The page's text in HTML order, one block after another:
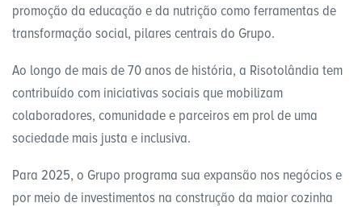
promoção da educação e da nutrição como ferramentas de
transformação social, pilares centrais do Grupo.
Ao longo de mais de 70 anos de história, a Risotolândia tem
contribuído com iniciativas sociais que mobilizam
colaboradores, comunidade e parceiros em prol de uma
sociedade mais justa e inclusiva.
Para 2025, o Grupo programa sua expansão nos negócios e
por meio de investimentos na construção da maior cozinha